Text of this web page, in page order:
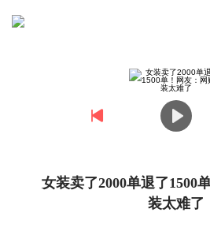
女装卖了2000单退了1500
装太难了